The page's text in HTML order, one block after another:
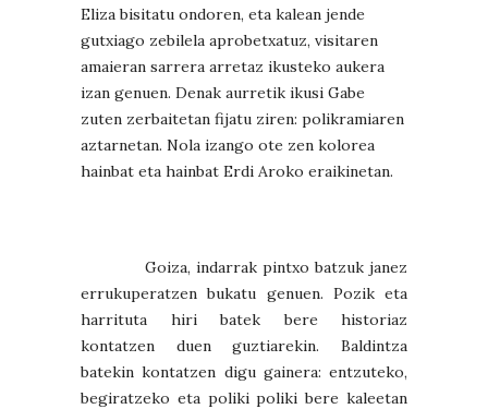
Eliza bisitatu ondoren, eta kalean jende
gutxiago zebilela aprobetxatuz, visitaren
amaieran sarrera arretaz ikusteko aukera
izan genuen. Denak aurretik ikusi Gabe
zuten zerbaitetan fijatu ziren: polikramiaren
aztarnetan. Nola izango ote zen kolorea
hainbat eta hainbat Erdi Aroko eraikinetan.
Goiza, indarrak pintxo batzuk janez
errukuperatzen bukatu genuen. Pozik eta
harrituta hiri batek bere historiaz
kontatzen duen guztiarekin. Baldintza
batekin kontatzen digu gainera: entzuteko,
begiratzeko eta poliki poliki bere kaleetan